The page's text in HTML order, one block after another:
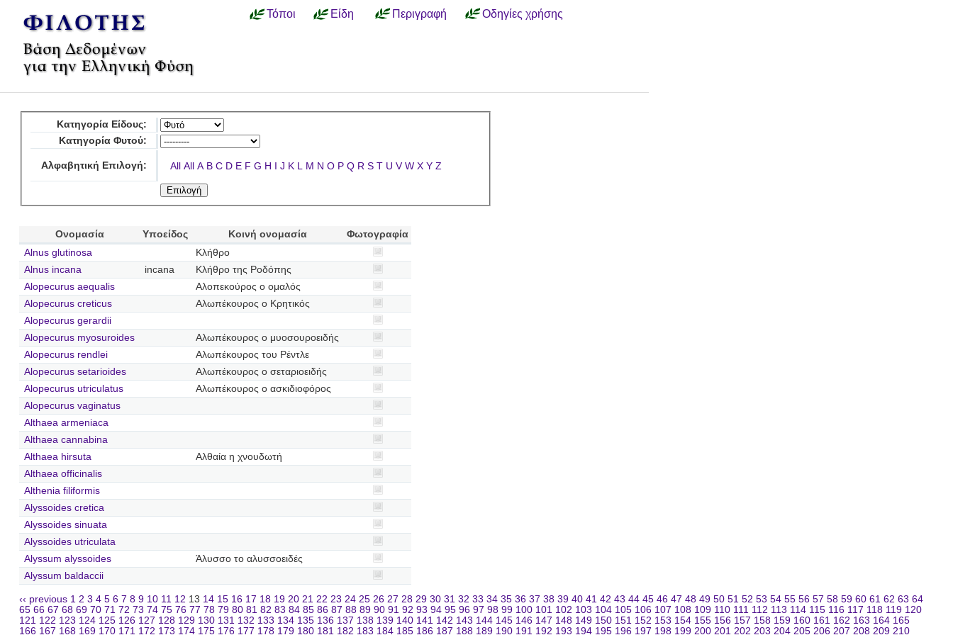
Τόποι Είδη Περιγραφή Οδηγίες χρήσης
Κατηγορία Είδους:
Κατηγορία Φυτού:
Αλφαβητική Επιλογή: All All A B C D E F G H I J K L M N O P Q R S T U V W X Y Z
Ονομασία Υποείδος Κοινή ονομασία
Φωτογραφία
Alnus glutinosa
Κλήθρο
Alnus incana
incana
Κλήθρο της Ροδόπης
Alopecurus aequalis
Αλοπεκούρος ο ομαλός
Alopecurus creticus
Αλωπέκουρος ο Κρητικός
Alopecurus gerardii
Alopecurus myosuroides
Αλωπέκουρος ο μυοσουροειδής
Alopecurus rendlei
Αλωπέκουρος του Ρέντλε
Alopecurus setarioides
Αλωπέκουρος ο σεταριοειδής
Alopecurus utriculatus
Αλωπέκουρος ο ασκιδιοφόρος
Alopecurus vaginatus
Althaea armeniaca
Althaea cannabina
Althaea hirsuta
Αλθαία η χνουδωτή
Althaea officinalis
Althenia filiformis
Alyssoides cretica
Alyssoides sinuata
Alyssoides utriculata
Alyssum alyssoides
Άλυσσο το αλυσσοειδές
Alyssum baldaccii
‹‹ previous 1 2 3 4 5 6 7 8 9 10 11 12 13 14 15 16 17 18 19 20 21 22 23 24 25 26 27 28 29 30 31 32 33 34 35 36 37 38 39 40 41 42 43 44 45 46 47 48 49 50 51 52 53 54 55 56 57 58 59 60 61 62 63 64
65 66 67 68 69 70 71 72 73 74 75 76 77 78 79 80 81 82 83 84 85 86 87 88 89 90 91 92 93 94 95 96 97 98 99 100 101 102 103 104 105 106 107 108 109 110 111 112 113 114 115 116 117 118 119 120
121 122 123 124 125 126 127 128 129 130 131 132 133 134 135 136 137 138 139 140 141 142 143 144 145 146 147 148 149 150 151 152 153 154 155 156 157 158 159 160 161 162 163 164 165
166 167 168 169 170 171 172 173 174 175 176 177 178 179 180 181 182 183 184 185 186 187 188 189 190 191 192 193 194 195 196 197 198 199 200 201 202 203 204 205 206 207 208 209 210